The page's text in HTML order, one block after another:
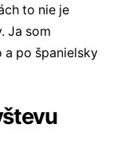
to nie je
Ja som
a po španielsky